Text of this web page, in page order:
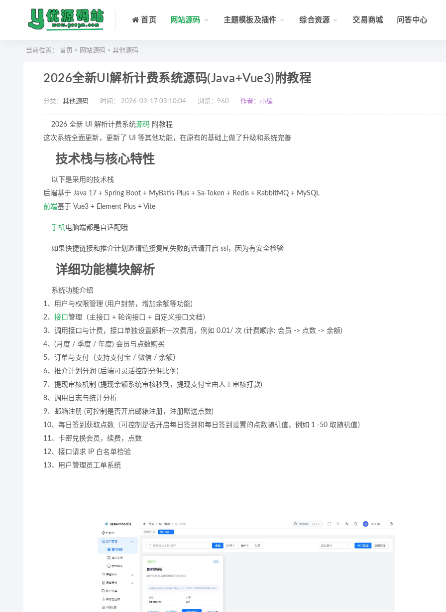
首页 网站源码 主题模板及插件 综合资源 交易商城 问答中心
当前位置： 首页 > 网站源码 > 其他源码
2026全新UI解析计费系统源码(Java+Vue3)附教程
分类： 其他源码 时间： 2026-03-17 03:10:04 浏览： 960 作者：小编
2026 全新 UI 解析计费系统源码 附教程
这次系统全面更新，更新了 UI 等其他功能，在原有的基础上做了升级和系统完善
技术栈与核心特性
以下是采用的技术栈
后端基于 Java 17 + Spring Boot + MyBatis-Plus + Sa-Token + Redis + RabbitMQ + MySQL
前端基于 Vue3 + Element Plus + Vite
手机电脑端都是自适配哦
如果快捷链接和推介计划邀请链接复制失败的话请开启 ssl，因为有安全检验
详细功能模块解析
系统功能介绍
1、用户与权限管理 (用户封禁，增加余额等功能)
2、 接口管理（主接口 + 轮询接口 + 自定义接口文档）
3、调用接口与计费，接口单独设置解析一次费用，例如 0.01/ 次 (计费顺序: 会员 -> 点数 -> 余额)
4、(月度 / 季度 / 年度) 会员与点数购买
5、订单与支付（支持支付宝 / 微信 / 余额）
6、推介计划分润 (后端可灵活控制分佣比例)
7、提现审核机制 (提现余额系统审核秒到，提现支付宝由人工审核打款)
8、调用日志与统计分析
9、邮箱注册 (可控制是否开启邮箱注册，注册赠送点数)
10、每日签到获取点数（可控制是否开启每日签到和每日签到设置的点数随机值，例如 1 -50 取随机值）
11、卡密兑换会员，续费，点数
12、接口请求 IP 白名单检验
13、用户管理员工单系统